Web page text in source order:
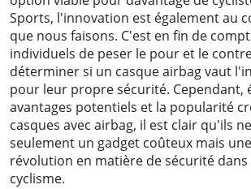
Sports, l'innovation est également au
que nous faisons. C'est en fin de
individuels de peser le pour et le
déterminer si un casque airbag vaut
pour leur propre sécurité. Cependant,
avantages potentiels et la popularité
casques avec airbag, il est clair qu'ils
seulement un gadget coûteux mais
révolution en matière de sécurité
cyclisme.